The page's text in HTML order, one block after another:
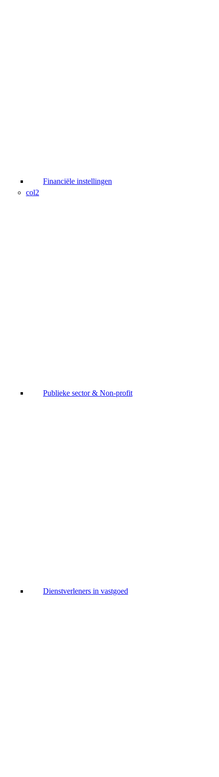
Financiële instellingen
col2
Publieke sector & Non-profit
Dienstverleners in vastgoed